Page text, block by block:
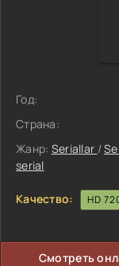
Год:
Страна:
Жанр: Seriallar /
serial
Качество: HD
Смотреть